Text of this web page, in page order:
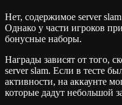
Нет, содержимое server
Однако у части игроков
бонусные наборы.
Награды зависят от того,
server slam. Если в тесте
активности, на аккаунте
которые дадут небольшой